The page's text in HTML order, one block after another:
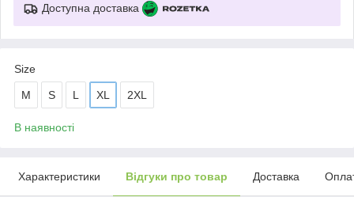
Доступна доставка
Size
M S L XL 2XL
В наявності
Характеристики Відгуки про товар Доставка